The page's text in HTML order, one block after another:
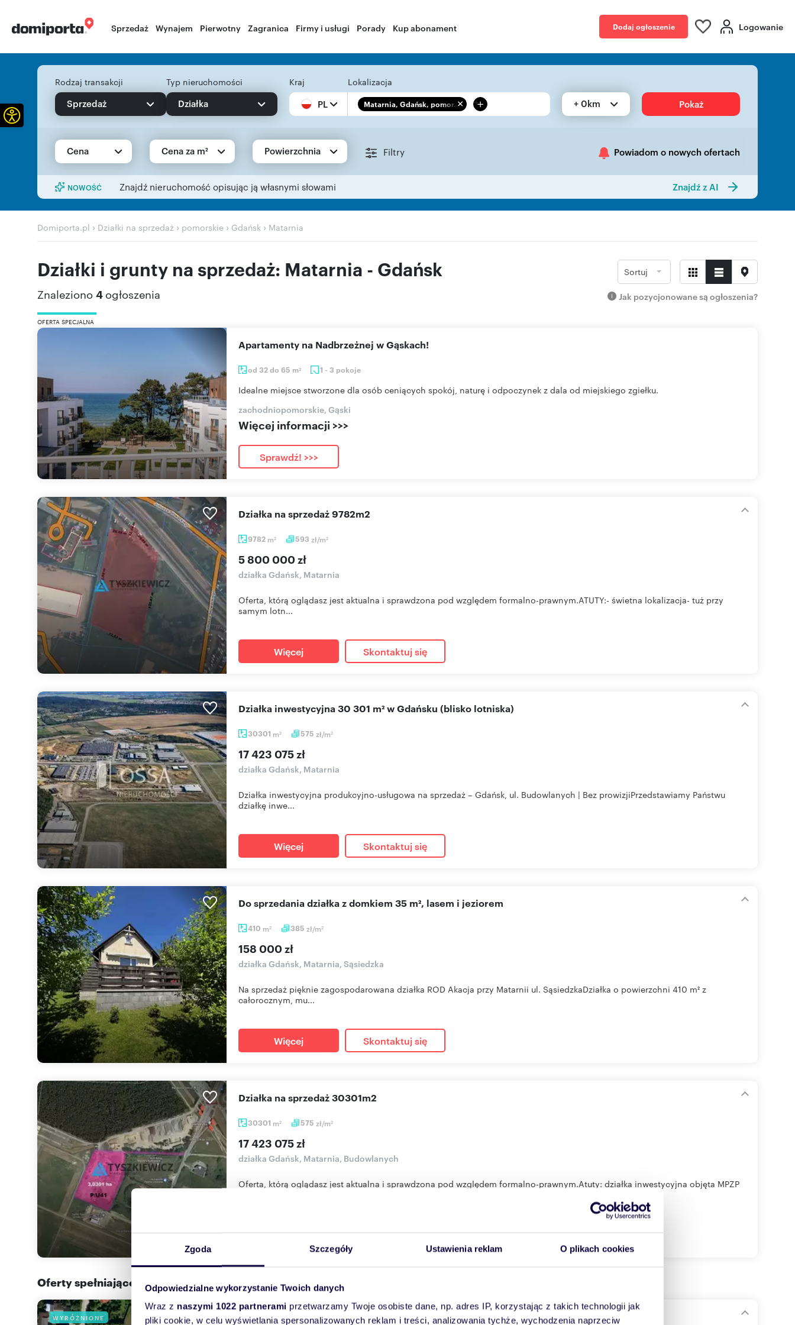
Zgoda Szczegóły Ustawienia reklam O plikach cookies
Odpowiedzialne wykorzystanie Twoich danych
Wraz z naszymi 1022 partnerami przetwarzamy Twoje osobiste dane, np. adres IP, korzystając z takich technologii jak
pliki cookie, w celu wyświetlania spersonalizowanych reklam i treści, analizowania tychże, wychodzenia naprzeciw
Sprzedaż Wynajem Pierwotny Zagranica Firmy i usługi Porady Kup abonament Dodaj ogłoszenie Logowanie
Rodzaj transakcji
Sprzedaż
Typ nieruchomości
Działka
Kraj
PL
Lokalizacja
Matarnia, Gdańsk, pomor... + + 0km Pokaż
Cena Cena za m² Powierzchnia Filtry Powiadom o nowych ofertach
NOWOŚĆ Znajdź nieruchomość opisując ją własnymi słowami Znajdź z AI
Domiporta.pl › Działki na sprzedaż › pomorskie › Gdańsk › Matarnia
Działki i grunty na sprzedaż: Matarnia - Gdańsk
Znaleziono 4 ogłoszenia
Sortuj
Jak pozycjonowane są ogłoszenia?
OFERTA SPECJALNA
od 32 do 65 m2 1 - 3 pokoje
Apartamenty na Nadbrzeżnej w Gąskach!
Idealne miejsce stworzone dla osób ceniących spokój, naturę i odpoczynek z dala od miejskiego zgiełku.
zachodniopomorskie, Gąski
Więcej informacji >>>
Sprawdź! >>>
9782 m2 593 zł/m2
działka na sprzedaż 9782m2
5 800 000 zł
działka Gdańsk, Matarnia
Oferta, którą oglądasz jest aktualna i sprawdzona pod względem formalno-prawnym.ATUTY:- świetna lokalizacja- tuż przy
samym lotn...
Więcej Skontaktuj się
30301 m2 575 zł/m2
Działka inwestycyjna 30 301 m² w Gdańsku (blisko lotniska)
17 423 075 zł
działka Gdańsk, Matarnia
Działka inwestycyjna produkcyjno-usługowa na sprzedaż – Gdańsk, ul. Budowlanych | Bez prowizjiPrzedstawiamy Państwu
działkę inwe...
Więcej Skontaktuj się
410 m2 385 zł/m2
Do sprzedania działka z domkiem 35 m², lasem i jeziorem
158 000 zł
działka Gdańsk, Matarnia, Sąsiedzka
Na sprzedaż pięknie zagospodarowana działka ROD Akacja przy Matarnii ul. SąsiedzkaDziałka o powierzchni 410 m² z
całorocznym, mu...
Więcej Skontaktuj się
30301 m2 575 zł/m2
działka na sprzedaż 30301m2
17 423 075 zł
działka Gdańsk, Matarnia, Budowlanych
Oferta, którą oglądasz jest aktualna i sprawdzona pod względem formalno-prawnym.Atuty: działka inwestycyjna objęta MPZP
Oferty spełniające Twoje kryteria w promieniu15 km ( zobacz wszystkie
WYRÓŻNIONE Duża działka 3022 m² pod dom z ogrodem, światłowód, spokój
Otwórz pasek narzędzi